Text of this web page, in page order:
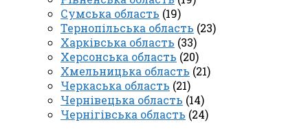
Сумська область (19)
Тернопільська область (23)
Харківська область (33)
Херсонська область (20)
Хмельницька область (21)
Черкаська область (21)
Чернівецька область (14)
Чернігівська область (24)